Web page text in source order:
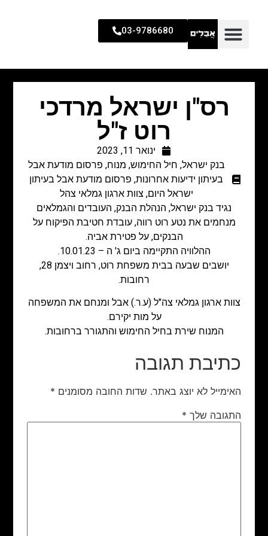
03-9786680
רס"ן ישראל מרדכי
רוט ז"ל
ינואר 11, 2023
בנק ישראל, חיל החימוש, מנוח, פרסום מודעת אבל
בעיתון ידיעות אחרונות, פרסום מודעת אבל בעיתון
ישראל היום, צוות ארגון גמלאי צהל
נגיד בנק ישראל, הנהלת הבנק, העובדים והגמלאים
מנחמים את נטע רוט רווה, עובדת חטיבת הפיקוח על
הבנקים, על פטירת אביה.
ההלוויה התקיימה ביום ג' ה – 10.01.23.
יושבים שבעה בבית משפחת רוט, רחוב ויצמן 28,
רחובות.
צוות ארגון גמלאי צה"ל (ע.ר.) אבל ומנחם את המשפחה
על מות יקירם.
המנוח שירת בחיל החימוש והתגורר ברחובות.
כתיבת תגובה
האימייל לא יוצג באתר. שדות החובה מסומנים *
התגובה שלך *